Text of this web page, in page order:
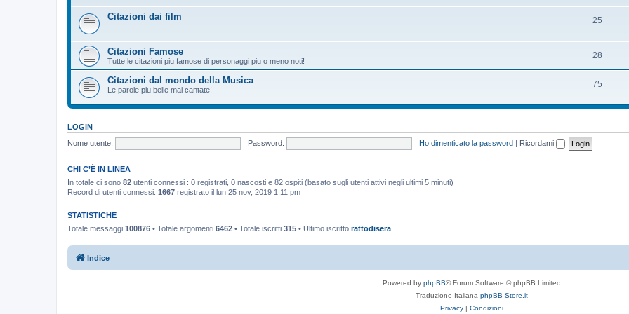
Citazioni dai film 25
Citazioni Famose
Tutte le citazioni piu famose di personaggi piu o meno noti!
28
Citazioni dal mondo della Musica
Le parole piu belle mai cantate!
75
LOGIN
Nome utente:
Password: Ho dimenticato la password | Ricordami
CHI C’È IN LINEA
In totale ci sono 82 utenti connessi : 0 registrati, 0 nascosti e 82 ospiti (basato sugli utenti attivi negli ultimi 5 minuti)
Record di utenti connessi: 1667 registrato il lun 25 nov, 2019 1:11 pm
STATISTICHE
Totale messaggi 100876 • Totale argomenti 6462 • Totale iscritti 315 • Ultimo iscritto rattodisera
Indice
Powered by phpBB® Forum Software © phpBB Limited
Traduzione Italiana phpBB-Store.it
Privacy | Condizioni